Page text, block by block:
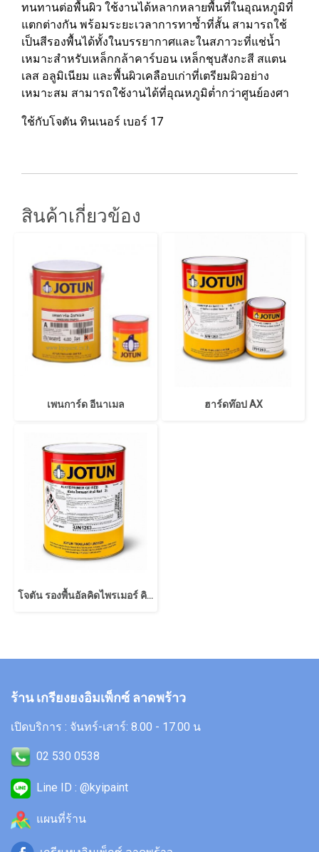
ทนทานต่อพื้นผิว ใช้งานได้หลากหลายพื้นที่ในอุณหภูมิที่
แตกต่างกัน พร้อมระยะเวลาการทาซ้ำที่สั้น สามารถใช้
เป็นสีรองพื้นได้ทั้งในบรรยากาศและในสภาวะที่แช่น้ำ
เหมาะสำหรับเหล็กกล้าคาร์บอน เหล็กชุบสังกะสี สแตน
เลส อลูมิเนียม และพื้นผิวเคลือบเก่าที่เตรียมผิวอย่าง
เหมาะสม สามารถใช้งานได้ที่อุณหภูมิต่ำกว่าศูนย์องศา
ใช้กับโจตัน ทินเนอร์ เบอร์ 17
สินค้าเกี่ยวข้อง
เพนการ์ด อีนาเมล ฮาร์ดท๊อป AX
โจตัน รองพื้นอัลคิดไพรเมอร์ คิวดี
ร้าน เกรียงยงอิมเพ็กซ์ ลาดพร้าว
เปิดบริการ : จันทร์-เสาร์: 8.00 - 17.00 น
02 530 0538
Line ID : @kyipaint
แผนที่ร้าน